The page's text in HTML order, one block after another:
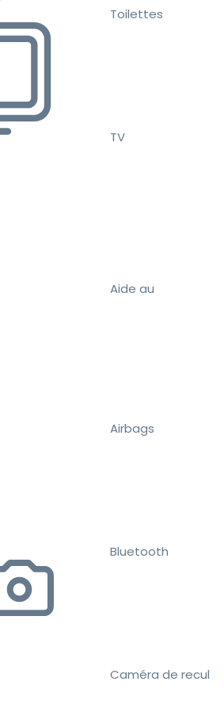
Toilettes
TV
Aide au
Airbags
Bluetooth
Caméra de recul